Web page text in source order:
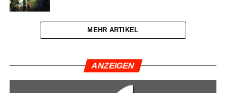
MEHR ARTIKEL
ANZEI­GEN